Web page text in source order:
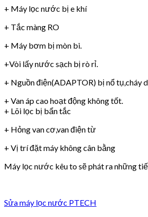
+ Máy lọc nước bị e khí
+ Tắc màng RO
+ Máy bơm bị mòn bi.
+Vòi lấy nước sạch bị rò rỉ.
+ Nguồn điện(ADAPTOR) bị nổ tụ,cháy
+ Van áp cao hoạt động không tốt.
+ Lõi lọc bị bẩn tắc
+ Hỏng van cơ,van điện từ
+ Vị trí đặt máy không cân bằng
Máy lọc nước kêu to sẽ phát ra những
Sửa máy lọc nước PTECH